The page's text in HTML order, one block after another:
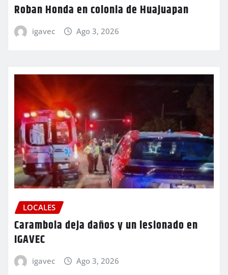
Roban Honda en colonia de Huajuapan
igavec Ago 3, 2026
LOCALES
Carambola deja daños y un lesionado en
IGAVEC
igavec Ago 3, 2026